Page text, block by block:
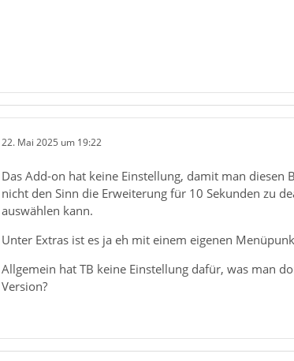
22. Mai 2025 um 19:22
Das Add-on hat keine Einstellung, damit man
nicht den Sinn die Erweiterung für 10 Sekunden zu
auswählen kann.
Unter Extras ist es ja eh mit einem eigenen
Allgemein hat TB keine Einstellung dafür, was man
Version?